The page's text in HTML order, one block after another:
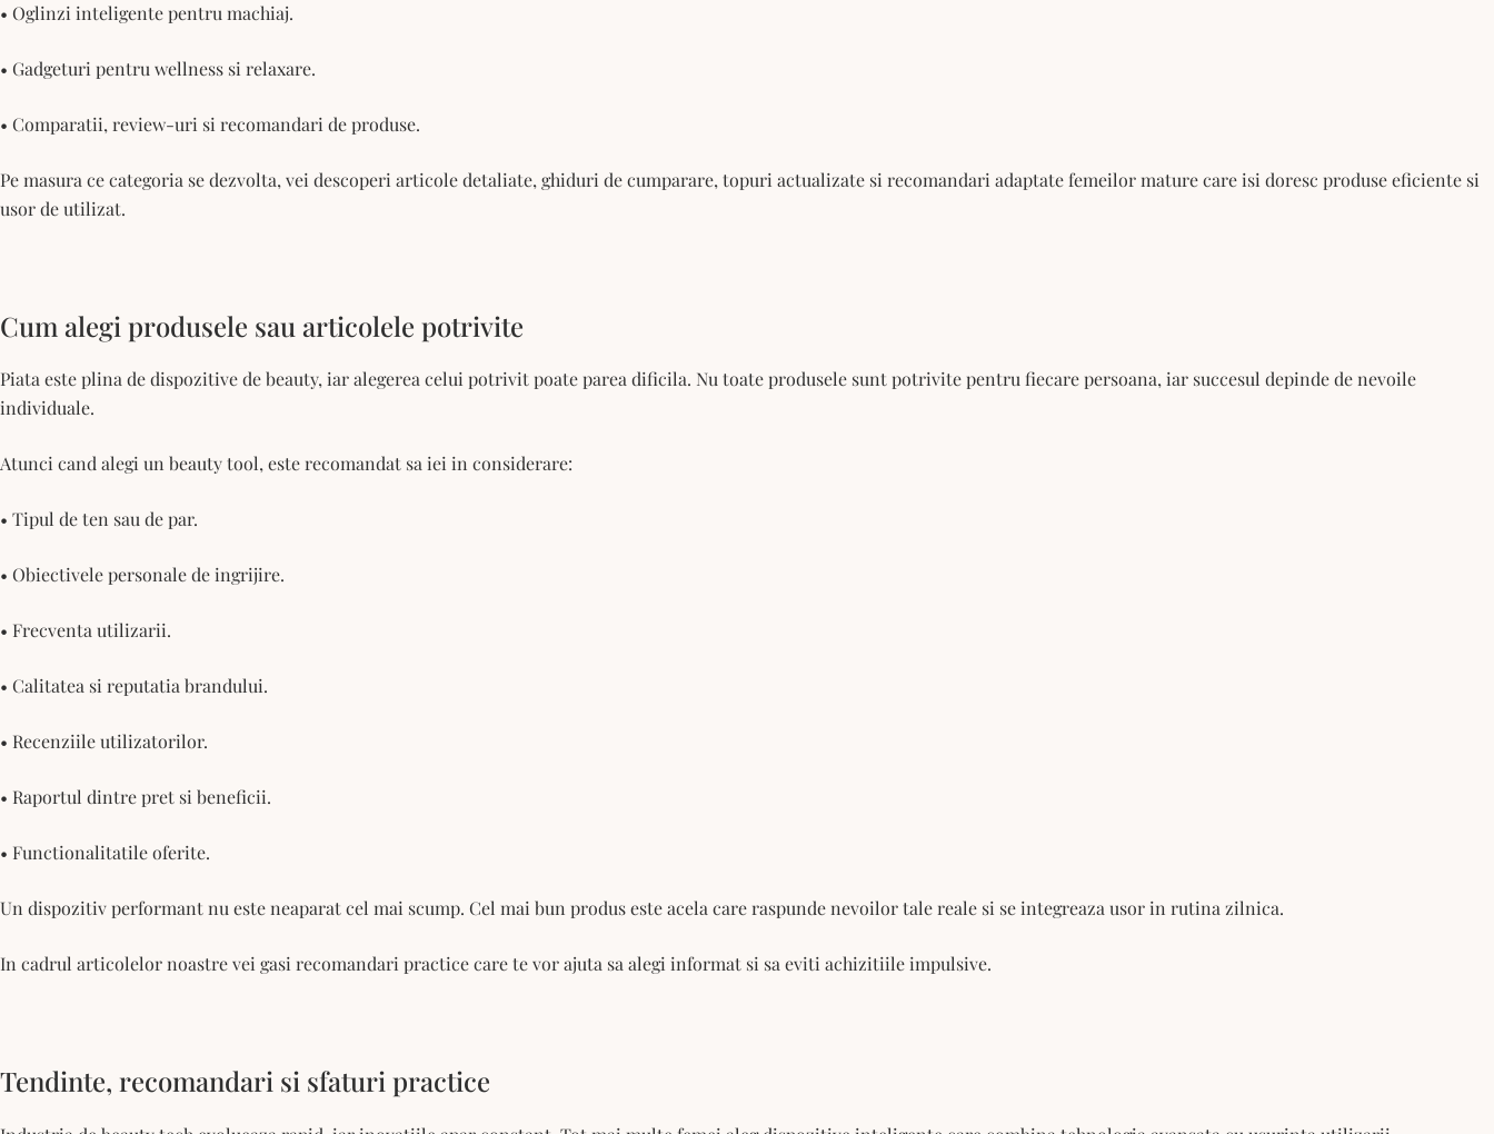
• Oglinzi inteligente pentru machiaj.
• Gadgeturi pentru wellness si relaxare.
• Comparatii, review-uri si recomandari de produse.
Pe masura ce categoria se dezvolta, vei descoperi articole detaliate, ghiduri de cumparare, topuri actualizate si recomandari adaptate femeilor mature care isi doresc produse eficiente si
usor de utilizat.
Cum alegi produsele sau articolele potrivite
Piata este plina de dispozitive de beauty, iar alegerea celui potrivit poate parea dificila. Nu toate produsele sunt potrivite pentru fiecare persoana, iar succesul depinde de nevoile
individuale.
Atunci cand alegi un beauty tool, este recomandat sa iei in considerare:
• Tipul de ten sau de par.
• Obiectivele personale de ingrijire.
• Frecventa utilizarii.
• Calitatea si reputatia brandului.
• Recenziile utilizatorilor.
• Raportul dintre pret si beneficii.
• Functionalitatile oferite.
Un dispozitiv performant nu este neaparat cel mai scump. Cel mai bun produs este acela care raspunde nevoilor tale reale si se integreaza usor in rutina zilnica.
In cadrul articolelor noastre vei gasi recomandari practice care te vor ajuta sa alegi informat si sa eviti achizitiile impulsive.
Tendinte, recomandari si sfaturi practice